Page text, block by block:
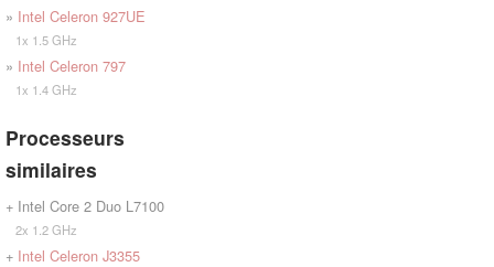
» Intel Celeron 927UE
1x 1.5 GHz
» Intel Celeron 797
1x 1.4 GHz
Processeurs
similaires
+ Intel Core 2 Duo L7100
2x 1.2 GHz
+ Intel Celeron J3355